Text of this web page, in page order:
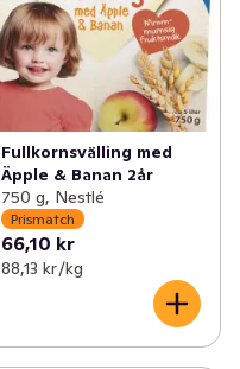
Fullkornsvälling med
Äpple & Banan 2år
750 g, Nestlé
Prismatch
66,10 kr
88,13 kr /kg